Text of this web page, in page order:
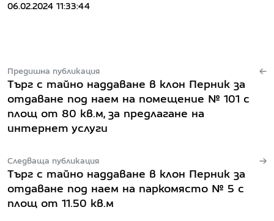
Предишна публикация
Търг с тайно наддаване в клон Перник за
отдаване под наем на помещение № 101 с
площ от 80 кв.м, за предлагане на
интернет услуги
Следваща публикация
Търг с тайно наддаване в клон Перник за
отдаване под наем на паркомясто № 5 с
площ от 11.50 кв.м
06.02.2024 11:33:44